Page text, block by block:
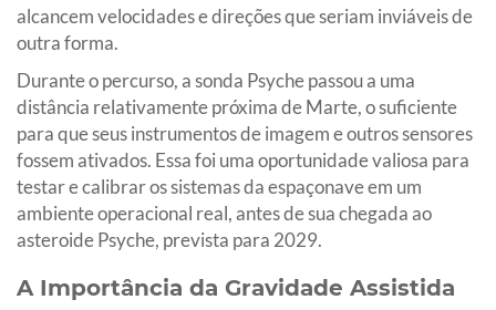
alcancem velocidades e direções que seriam inviáveis de
outra forma.
Durante o percurso, a sonda Psyche passou a uma
distância relativamente próxima de Marte, o suficiente
para que seus instrumentos de imagem e outros sensores
fossem ativados. Essa foi uma oportunidade valiosa para
testar e calibrar os sistemas da espaçonave em um
ambiente operacional real, antes de sua chegada ao
asteroide Psyche, prevista para 2029.
A Importância da Gravidade Assistida